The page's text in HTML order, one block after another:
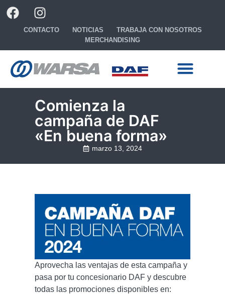
CONTACTO NOTICIAS
TRABAJA CON NOSOTROS
MERCHANDISING
Comienza la
campaña de DAF
«En buena forma»
marzo 13, 2024
Aprovecha las ventajas de esta campaña y
pasa por tu concesionario DAF y descubre
todas las promociones disponibles en: